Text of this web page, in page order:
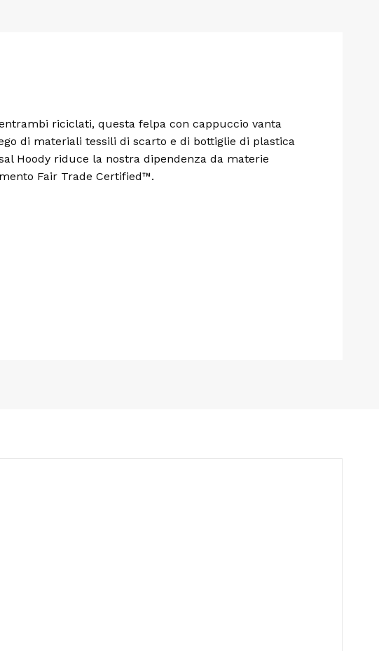
riciclati, questa felpa con cappuccio vanta
di materiali tessili di scarto e di bottiglie di plastica
Hoody riduce la nostra dipendenza da materie
Fair Trade Certified™.